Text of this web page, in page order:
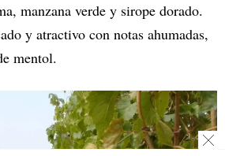
manzana verde y sirope dorado.
y atractivo con notas ahumadas,
mentol.